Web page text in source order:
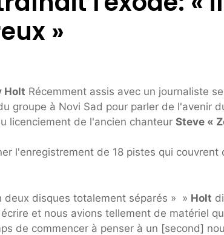
»
Holt Récemment assis avec un journaliste
groupe à Novi Sad pour parler de l'avenir
licenciement de l'ancien chanteur Steve «
l'enregistrement de 18 pistes qui
deux disques totalement séparés » » Holt
et nous avions tellement de matériel
de commencer à penser à un [second]